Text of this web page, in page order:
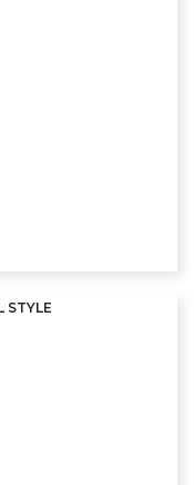
STYLE